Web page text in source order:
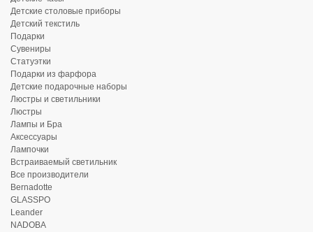
Детские столовые приборы
Детский текстиль
Подарки
Сувениры
Статуэтки
Подарки из фарфора
Детские подарочные наборы
Люстры и светильники
Люстры
Лампы и Бра
Аксессуары
Лампочки
Встраиваемый светильник
Все производители
Bernadotte
GLASSPO
Leander
NADOBA